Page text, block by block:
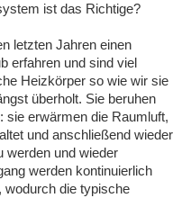
ist das Richtige?
letzten Jahren einen
erfahren und sind viel
Heizkörper so wie wir sie
überholt. Sie beruhen
sie erwärmen die Raumluft,
und anschließend wieder
werden und wieder
werden kontinuierlich
wodurch die typische